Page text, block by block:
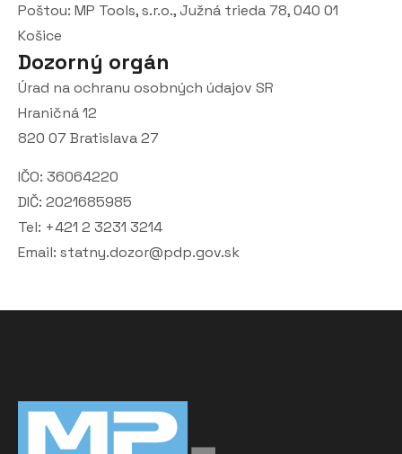
Poštou: MP Tools, s.r.o., Južná trieda 78, 040 01
Košice
Dozorný orgán
Úrad na ochranu osobných údajov SR
Hraničná 12
820 07 Bratislava 27
IČO: 36064220
DIČ: 2021685985
Tel: +421 2 3231 3214
Email: statny.dozor@pdp.gov.sk